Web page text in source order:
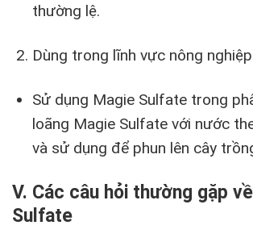
thường lệ.
Dùng trong lĩnh vực nông nghiệp
Sử dụng Magie Sulfate trong
loãng Magie Sulfate với nước
và sử dụng để phun lên cây
V. Các câu hỏi thường gặp
Sulfate